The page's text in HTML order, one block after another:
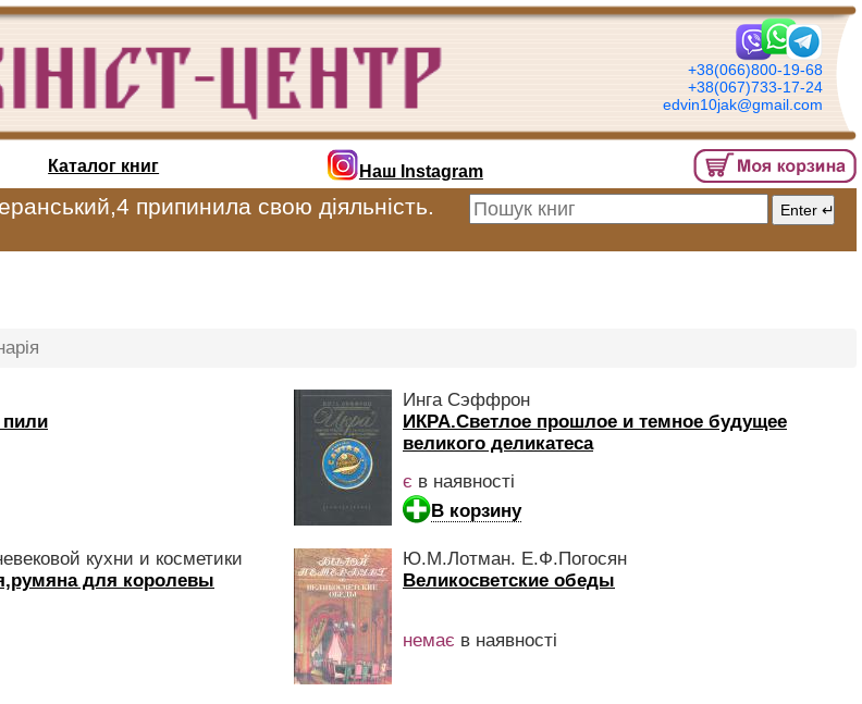
+38(066)800-19-68
+38(067)733-17-24
edvin10jak@gmail.com
Каталог книг Наш Instagram
припинила свою діяльність.
Инга Сэффрон
ИКРА.Светлое прошлое и темное будущее
великого деликатеса
є в наявності
В корзину
кухни и косметики
для королевы
Ю.М.Лотман. Е.Ф.Погосян
Великосветские обеды
немає в наявності